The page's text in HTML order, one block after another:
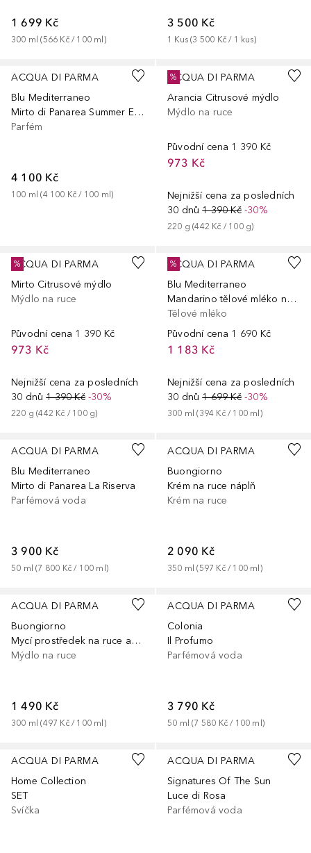
1 699 Kč
300 ml (566 Kč / 100 ml)
3 500 Kč
1 Kus (3 500 Kč / 1 kus)
ACQUA DI PARMA
Blu Mediterraneo
Mirto di Panarea Summer Edition
Parfém
4 100 Kč
100 ml (4 100 Kč / 100 ml)
ACQUA DI PARMA
Arancia Citrusové mýdlo
Mýdlo na ruce
Původní cena 1 390 Kč
973 Kč
Nejnižší cena za posledních
30 dnů 1 390 Kč-30%
220 g (442 Kč / 100 g)
%
ACQUA DI PARMA
Mirto Citrusové mýdlo
Mýdlo na ruce
Původní cena 1 390 Kč
973 Kč
Nejnižší cena za posledních
30 dnů 1 390 Kč-30%
220 g (442 Kč / 100 g)
%
ACQUA DI PARMA
Blu Mediterraneo
Mandarino tělové mléko na ruce a tělo
Tělové mléko
Původní cena 1 690 Kč
1 183 Kč
Nejnižší cena za posledních
30 dnů 1 699 Kč-30%
300 ml (394 Kč / 100 ml)
%
ACQUA DI PARMA
Blu Mediterraneo
Mirto di Panarea La Riserva
Parfémová voda
3 900 Kč
50 ml (7 800 Kč / 100 ml)
ACQUA DI PARMA
Buongiorno
Krém na ruce náplň
Krém na ruce
2 090 Kč
350 ml (597 Kč / 100 ml)
ACQUA DI PARMA
Buongiorno
Mycí prostředek na ruce a tělo
Mýdlo na ruce
1 490 Kč
300 ml (497 Kč / 100 ml)
ACQUA DI PARMA
Colonia
Il Profumo
Parfémová voda
3 790 Kč
50 ml (7 580 Kč / 100 ml)
ACQUA DI PARMA
Home Collection
SET
Svíčka
ACQUA DI PARMA
Signatures Of The Sun
Luce di Rosa
Parfémová voda